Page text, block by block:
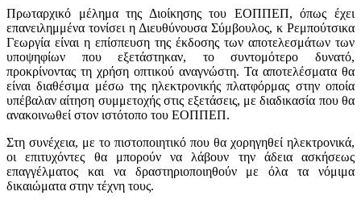
Πρωταρχικό μέλημα της Διοίκησης του ΕΟΠΠΕΠ, όπως έχει
επανειλημμένα τονίσει η Διευθύνουσα Σύμβουλος, κ Ρεμπούτσικα
Γεωργία είναι η επίσπευση της έκδοσης των αποτελεσμάτων των
υποψηφίων που εξετάστηκαν, το συντομότερο δυνατό,
προκρίνοντας τη χρήση οπτικού αναγνώστη. Τα αποτελέσματα θα
είναι διαθέσιμα μέσω της ηλεκτρονικής πλατφόρμας στην οποία
υπέβαλαν αίτηση συμμετοχής στις εξετάσεις, με διαδικασία που θα
ανακοινωθεί στον ιστότοπο του ΕΟΠΠΕΠ.
Στη συνέχεια, με το πιστοποιητικό που θα χορηγηθεί ηλεκτρονικά,
οι επιτυχόντες θα μπορούν να λάβουν την άδεια ασκήσεως
επαγγέλματος και να δραστηριοποιηθούν με όλα τα νόμιμα
δικαιώματα στην τέχνη τους.